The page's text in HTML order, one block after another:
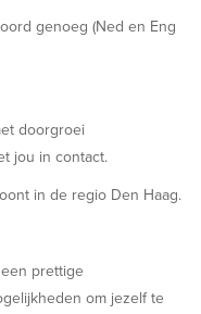
genoeg (Ned en Eng
doorgroei
jou in contact.
in de regio Den Haag.
prettige
om jezelf te